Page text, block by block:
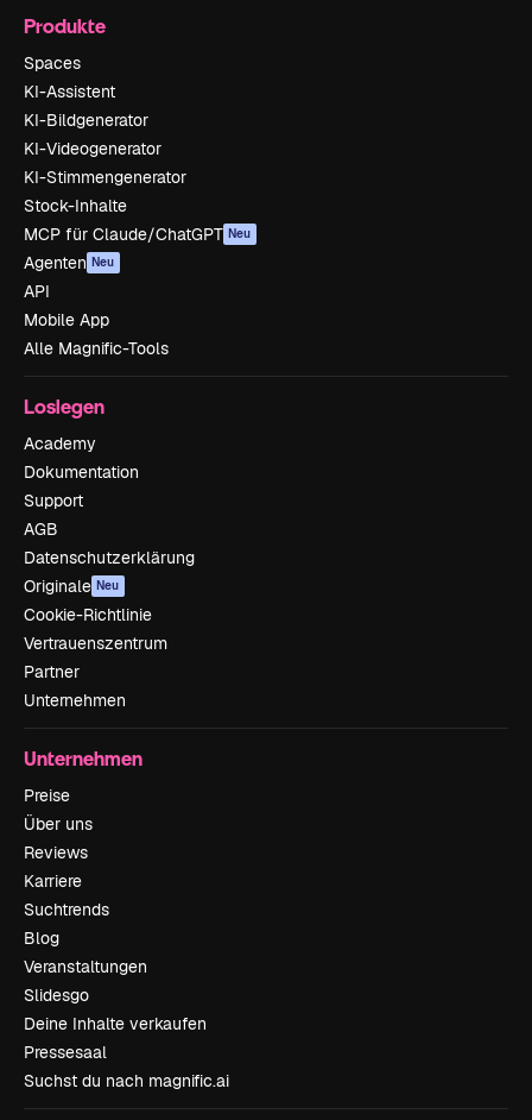
Produkte
Spaces
KI-Assistent
KI-Bildgenerator
KI-Videogenerator
KI-Stimmengenerator
Stock-Inhalte
MCP für Claude/ChatGPT Neu
Agenten Neu
API
Mobile App
Alle Magnific-Tools
Loslegen
Academy
Dokumentation
Support
AGB
Datenschutzerklärung
Originale Neu
Cookie-Richtlinie
Vertrauenszentrum
Partner
Unternehmen
Unternehmen
Preise
Über uns
Reviews
Karriere
Suchtrends
Blog
Veranstaltungen
Slidesgo
Deine Inhalte verkaufen
Pressesaal
Suchst du nach magnific.ai